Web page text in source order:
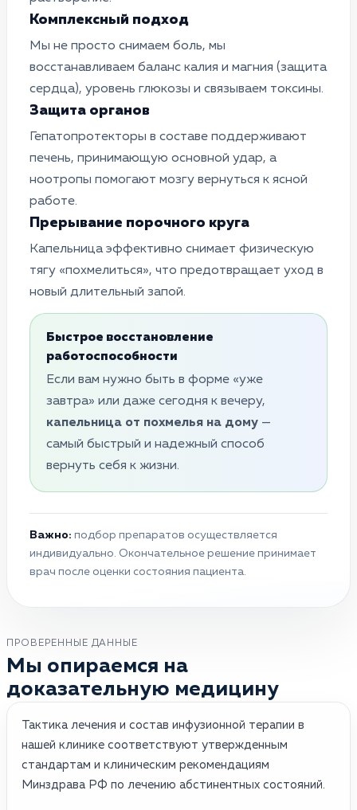
Комплексный подход
Мы не просто снимаем боль, мы
восстанавливаем баланс калия и магния (защита
сердца), уровень глюкозы и связываем токсины.
Защита органов
Гепатопротекторы в составе поддерживают
печень, принимающую основной удар, а
ноотропы помогают мозгу вернуться к ясной
работе.
Прерывание порочного круга
Капельница эффективно снимает физическую
тягу «похмелиться», что предотвращает уход в
новый длительный запой.
Быстрое восстановление
работоспособности
Если вам нужно быть в форме «уже
завтра» или даже сегодня к вечеру,
капельница от похмелья на дому —
самый быстрый и надежный способ
вернуть себя к жизни.
Важно: подбор препаратов осуществляется
индивидуально. Окончательное решение принимает
врач после оценки состояния пациента.
ПРОВЕРЕННЫЕ ДАННЫЕ
Мы опираемся на
доказательную медицину
Тактика лечения и состав инфузионной терапии в
нашей клинике соответствуют утвержденным
стандартам и клиническим рекомендациям
Минздрава РФ по лечению абстинентных состояний.